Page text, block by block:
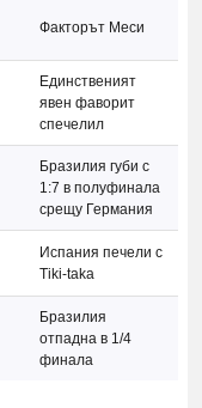
Факторът Меси
Единственият
явен фаворит
спечелил
Бразилия губи с
1:7 в полуфинала
срещу Германия
Испания печели с
Tiki-taka
Бразилия
отпадна в 1/4
финала